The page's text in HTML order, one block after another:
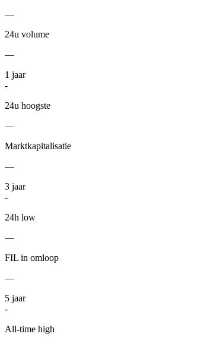
—
24u volume
—
1 jaar
-
24u hoogste
—
Marktkapitalisatie
—
3 jaar
-
24h low
—
FIL in omloop
—
5 jaar
-
All-time high